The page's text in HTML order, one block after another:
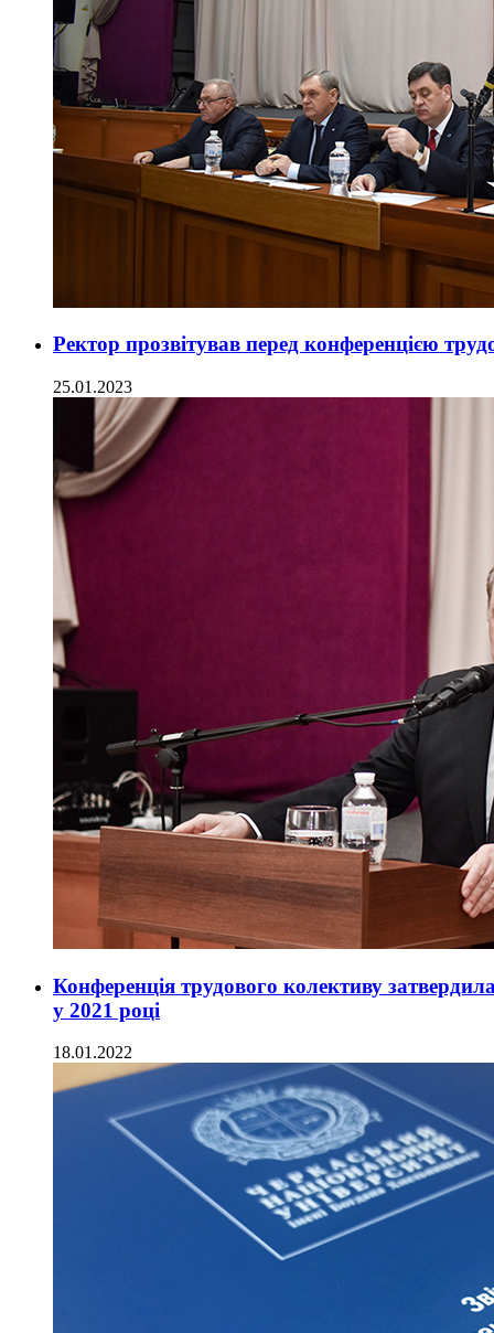
Ректор прозвітував перед конференцією
25.01.2023
Конференція трудового колективу
у 2021 році
18.01.2022